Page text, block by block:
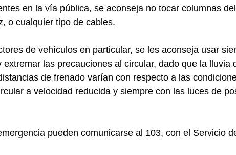
en la vía pública, se aconseja no tocar columnas del
o cualquier tipo de cables.
de vehículos en particular, se les aconseja usar
las precauciones al circular, dado que la lluvia
de frenado varían con respecto a las
a velocidad reducida y siempre con las luces de
pueden comunicarse al 103, con el Servicio